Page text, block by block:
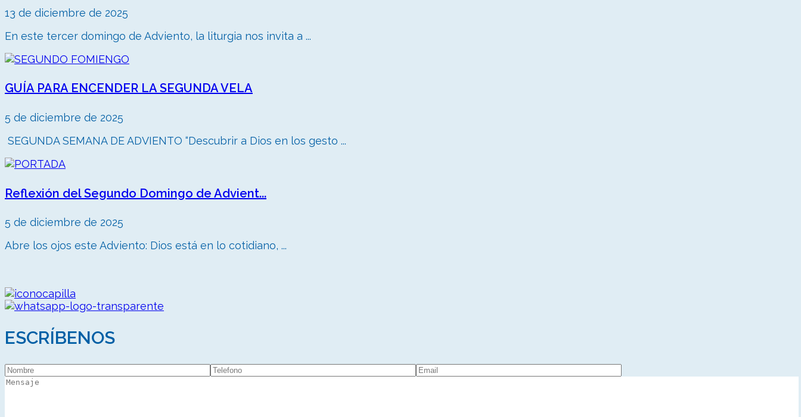
13 de diciembre de 2025
En este tercer domingo de Adviento, la liturgia nos invita a ...
GUÍA PARA ENCENDER LA SEGUNDA VELA
5 de diciembre de 2025
SEGUNDA SEMANA DE ADVIENTO “Descubrir a Dios en los gesto ...
Reflexión del Segundo Domingo de Advient...
5 de diciembre de 2025
Abre los ojos este Adviento: Dios está en lo cotidiano, ...
ESCRÍBENOS